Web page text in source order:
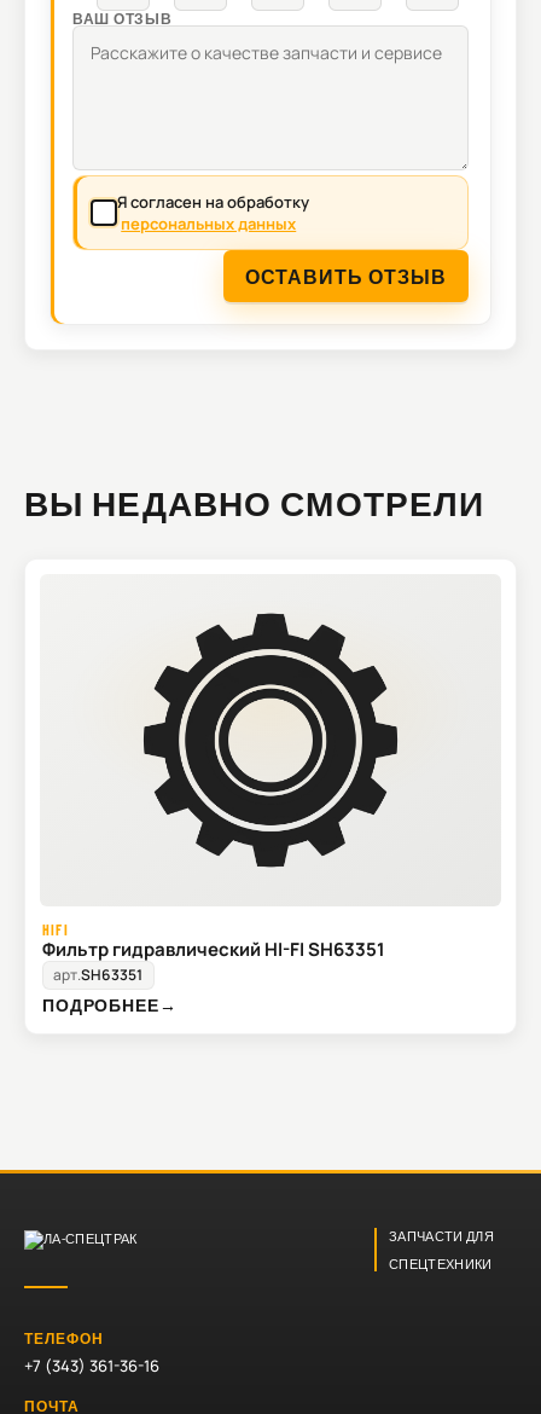
ВАШ ОТЗЫВ
Я согласен на обработку
персональных данных
ОСТАВИТЬ ОТЗЫВ
ВЫ НЕДАВНО СМОТРЕЛИ
HIFI
Фильтр гидравлический HI-FI SH63351
арт.SH63351
ПОДРОБНЕЕ→
ЗАПЧАСТИ ДЛЯ
СПЕЦТЕХНИКИ
ТЕЛЕФОН
+7 (343) 361-36-16
ПОЧТА